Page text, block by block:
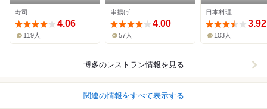
寿司
4.06
119人
串揚げ
4.00
57人
日本料理
3.92
103人
博多のレストラン情報を見る
関連の情報をすべて表示する